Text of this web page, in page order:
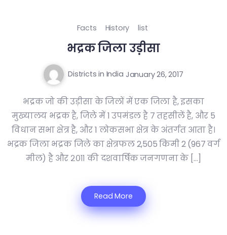
Facts History list
भद्रक जिला उड़ीसा
Districts in India January 26, 2017
भद्रक जो की उड़ीसा के जिलों में एक जिला है, इसका
मुख्यालय भद्रक है, जिले में 1 उपमंडल है ७ तहसीलें है, और 5
विधान सभा क्षेत्र है, और 1 लोकसभा क्षेत्र के अंतर्गत आता है।
भद्रक जिला भद्रक जिले का क्षेत्रफल 2,505 किमी 2 (967 वर्ग
मील) है और २०११ की दशवार्षिक जनगणना के […]
Read More